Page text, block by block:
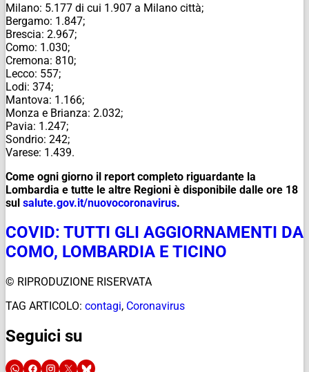
Milano: 5.177 di cui 1.907 a Milano città;
Bergamo: 1.847;
Brescia: 2.967;
Como: 1.030;
Cremona: 810;
Lecco: 557;
Lodi: 374;
Mantova: 1.166;
Monza e Brianza: 2.032;
Pavia: 1.247;
Sondrio: 242;
Varese: 1.439.
Come ogni giorno il report completo riguardante la
Lombardia e tutte le altre Regioni è disponibile dalle ore 18
sul salute.gov.it/nuovocoronavirus.
COVID: TUTTI GLI AGGIORNAMENTI DA
COMO, LOMBARDIA E TICINO
© RIPRODUZIONE RISERVATA
TAG ARTICOLO: contagi, Coronavirus
Seguici su